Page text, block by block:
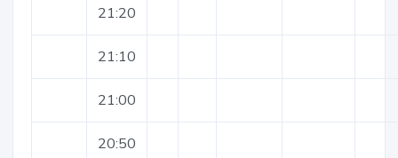
21:20
21:10
21:00
20:50